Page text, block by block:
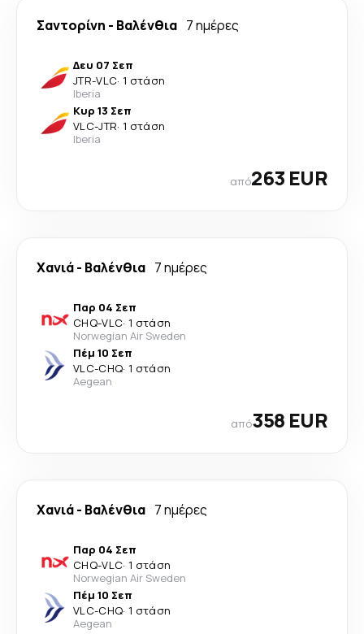
Σαντορίνη - Βαλένθια 7 ημέρες
Δευ 07 Σεπ
JTR-VLC· 1 στάση
Iberia
Κυρ 13 Σεπ
VLC-JTR· 1 στάση
Iberia
από263 EUR
Χανιά- Βαλένθια 7 ημέρες
Παρ 04 Σεπ
CHQ-VLC· 1 στάση
Norwegian Air Sweden
Πέμ 10 Σεπ
VLC-CHQ· 1 στάση
Aegean
από358 EUR
Χανιά- Βαλένθια 7 ημέρες
Παρ 04 Σεπ
CHQ-VLC· 1 στάση
Norwegian Air Sweden
Πέμ 10 Σεπ
VLC-CHQ· 1 στάση
Aegean